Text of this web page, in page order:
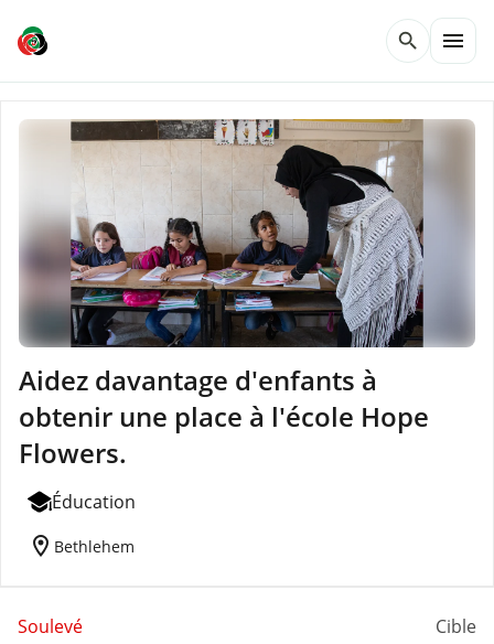
search menu
Aidez davantage d'enfants à
obtenir une place à l'école Hope
Flowers.
Éducation
location_on Bethlehem
Soulevé Cible